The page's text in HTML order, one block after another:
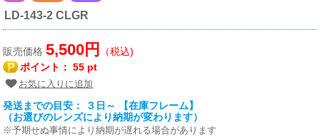
LD-143-2 CLGR
販売価格5,500円
（税込)
ポイント：55 pt
お気に入りに追加
発送までの目安： ３日～ 【在庫フレーム】
（お選びのレンズにより納期が変わります）
※予期せぬ事情により納期が遅れる場合があります